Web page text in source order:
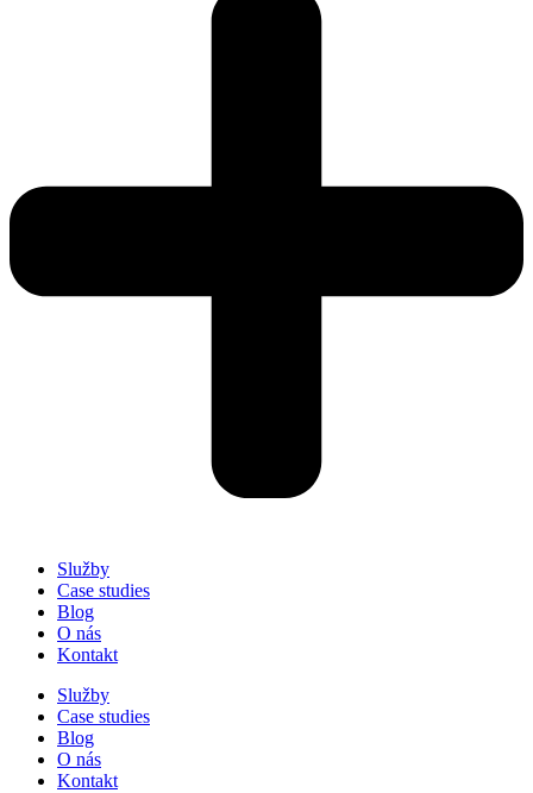
Služby
Case studies
Blog
O nás
Kontakt
Služby
Case studies
Blog
O nás
Kontakt